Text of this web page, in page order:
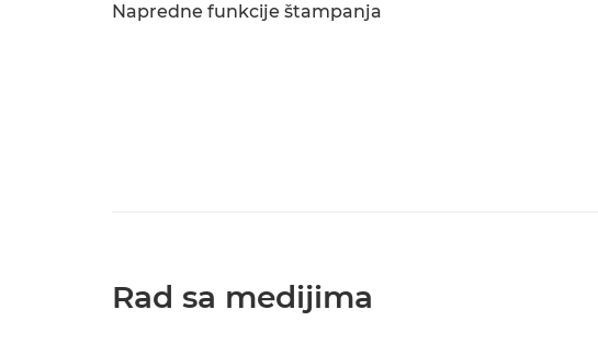
Napredne funkcije štampanja
Rad sa medijima